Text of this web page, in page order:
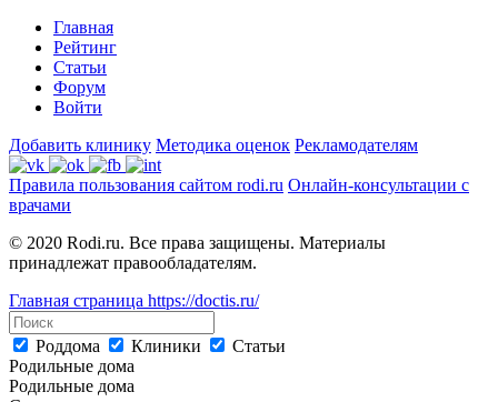
Главная
Рейтинг
Статьи
Форум
Войти
Добавить клинику Методика оценок Рекламодателям
Правила пользования сайтом rodi.ru Онлайн-консультации с
врачами
© 2020 Rodi.ru. Все права защищены. Материалы
принадлежат правообладателям.
Главная страница https://doctis.ru/
Роддома Клиники
Статьи
Родильные дома
Родильные дома